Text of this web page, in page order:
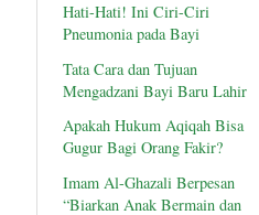
Hati-Hati! Ini Ciri-Ciri
Pneumonia pada Bayi
Tata Cara dan Tujuan
Mengadzani Bayi Baru Lahir
Apakah Hukum Aqiqah Bisa
Gugur Bagi Orang Fakir?
Imam Al-Ghazali Berpesan
“Biarkan Anak Bermain dan